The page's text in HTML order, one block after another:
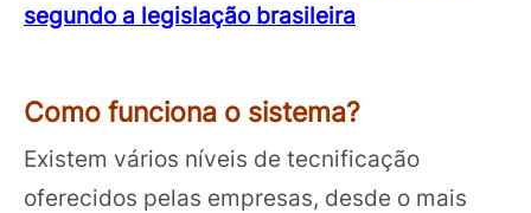
segundo a legislação brasileira
Como funciona o sistema?
Existem vários níveis de tecnificação
oferecidos pelas empresas, desde o mais